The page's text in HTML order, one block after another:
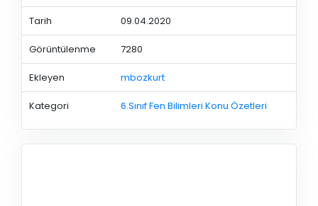
Tarih 09.04.2020
Görüntülenme 7280
Ekleyen mbozkurt
Kategori 6.Sınıf Fen Bilimleri Konu Özetleri